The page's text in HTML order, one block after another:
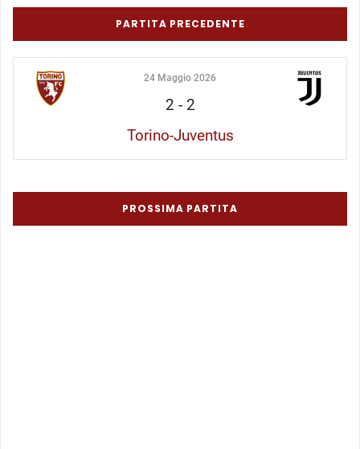
PARTITA PRECEDENTE
24 Maggio 2026
2 - 2
Torino-Juventus
PROSSIMA PARTITA